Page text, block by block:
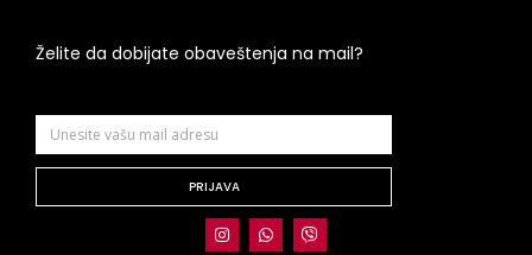
Želite da dobijate obaveštenja na mail?
PRIJAVA